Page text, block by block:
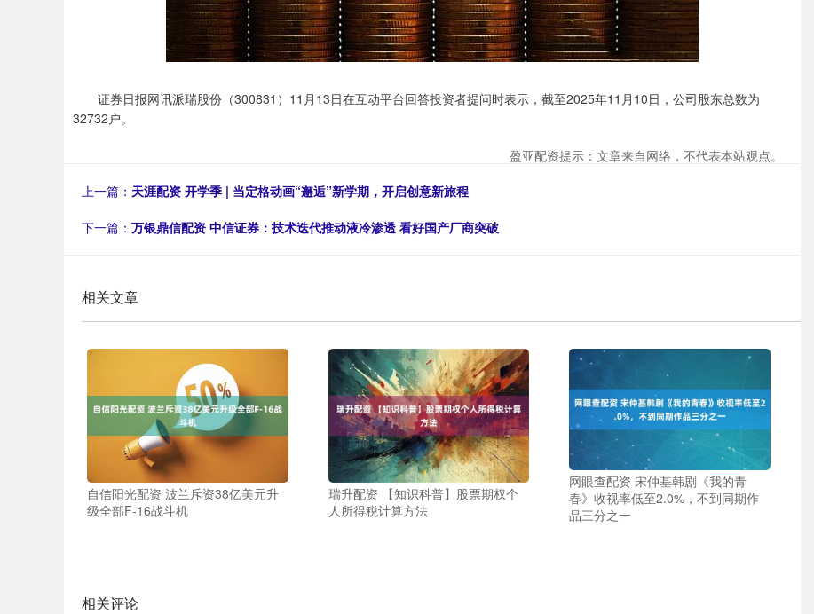
证券日报网讯派瑞股份（300831）11月13日在互动平台回答投资者提问时表示，截至2025年11月10日，公司股东总数为
32732户。
盈亚配资提示：文章来自网络，不代表本站观点。
上一篇： 天涯配资 开学季 | 当定格动画“邂逅”新学期，开启创意新旅程
下一篇： 万银鼎信配资 中信证券：技术迭代推动液冷渗透 看好国产厂商突破
相关文章
自信阳光配资 波兰斥资38亿美元升
级全部F-16战斗机
瑞升配资 【知识科普】股票期权个
人所得税计算方法
网眼查配资 宋仲基韩剧《我的青
春》收视率低至2.0%，不到同期作
品三分之一
相关评论